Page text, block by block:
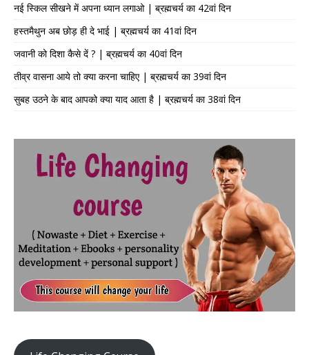
नई स्किल सीखने में अपना ध्यान लगाओ | ब्रह्मचर्य का 42वां दिन
हस्तमैथुन अब छोड़ ही दे भाई | ब्रह्मचर्य का 41वां दिन
जवानी को दिशा कैसे दें ? | ब्रह्मचर्य का 40वां दिन
तीव्र वासना आये तो क्या करना चाहिए | ब्रह्मचर्य का 39वां दिन
सुबह उठने के बाद आपको क्या याद आता है | ब्रह्मचर्य का 38वां दिन